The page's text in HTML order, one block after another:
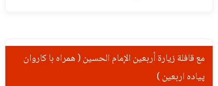
مع قافلة زيارة أربعين الإمام الحسين ( همراه با کاروان
پیاده اربعین )